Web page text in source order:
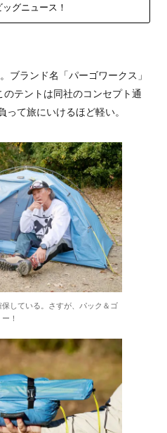
グニュース！
ブランド名「パーゴワークス」
のテントは同社のコンセプト通
って旅にいけるほど軽い。
している。さすが、パック＆ゴ
ー！